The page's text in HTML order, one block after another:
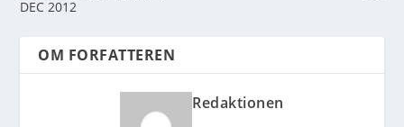
DEC 2012
OM FORFATTEREN
Redaktionen